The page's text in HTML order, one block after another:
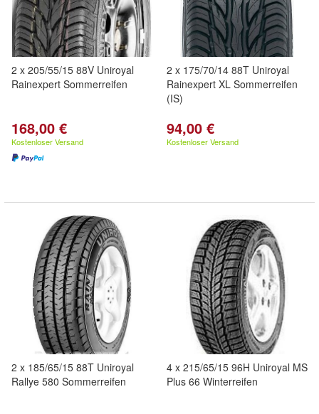
2 x 205/55/15 88V Uniroyal
Rainexpert Sommerreifen
168,00 €
Kostenloser Versand
2 x 175/70/14 88T Uniroyal
Rainexpert XL Sommerreifen
(IS)
94,00 €
Kostenloser Versand
2 x 185/65/15 88T Uniroyal
Rallye 580 Sommerreifen
4 x 215/65/15 96H Uniroyal MS
Plus 66 Winterreifen